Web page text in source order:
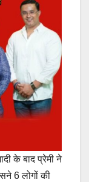
के बाद प्रेमी ने
6 लोगों की